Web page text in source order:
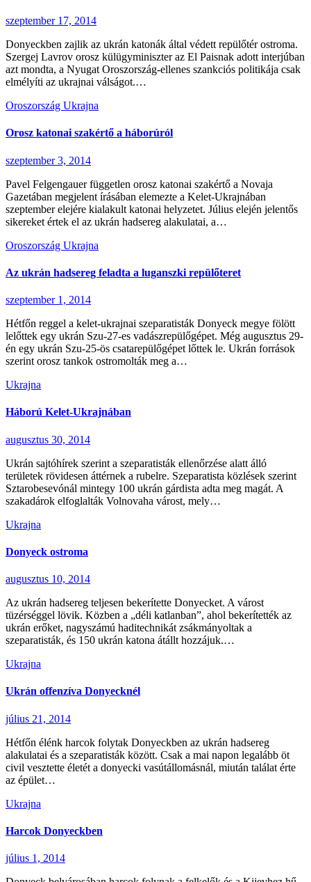
szeptember 17, 2014
Donyeckben zajlik az ukrán katonák által védett repülőtér ostroma.
Szergej Lavrov orosz külügyminiszter az El Paisnak adott interjúban
azt mondta, a Nyugat Oroszország-ellenes szankciós politikája csak
elmélyíti az ukrajnai válságot.…
Oroszország Ukrajna
Orosz katonai szakértő a háborúról
szeptember 3, 2014
Pavel Felgengauer független orosz katonai szakértő a Novaja
Gazetában megjelent írásában elemezte a Kelet-Ukrajnában
szeptember elejére kialakult katonai helyzetet. Július elején jelentős
sikereket értek el az ukrán hadsereg alakulatai, a…
Oroszország Ukrajna
Az ukrán hadsereg feladta a luganszki repülőteret
szeptember 1, 2014
Hétfőn reggel a kelet-ukrajnai szeparatisták Donyeck megye fölött
lelőttek egy ukrán Szu-27-es vadászrepülőgépet. Még augusztus 29-
én egy ukrán Szu-25-ös csatarepülőgépet lőttek le. Ukrán források
szerint orosz tankok ostromolták meg a…
Ukrajna
Háború Kelet-Ukrajnában
augusztus 30, 2014
Ukrán sajtóhírek szerint a szeparatisták ellenőrzése alatt álló
területek rövidesen áttérnek a rubelre. Szeparatista közlések szerint
Sztarobesevónál mintegy 100 ukrán gárdista adta meg magát. A
szakadárok elfoglalták Volnovaha várost, mely…
Ukrajna
Donyeck ostroma
augusztus 10, 2014
Az ukrán hadsereg teljesen bekerítette Donyecket. A várost
tüzérséggel lövik. Közben a „déli katlanban”, ahol bekerítették az
ukrán erőket, nagyszámú haditechnikát zsákmányoltak a
szeparatisták, és 150 ukrán katona átállt hozzájuk.…
Ukrajna
Ukrán offenzíva Donyecknél
július 21, 2014
Hétfőn élénk harcok folytak Donyeckben az ukrán hadsereg
alakulatai és a szeparatisták között. Csak a mai napon legalább öt
civil vesztette életét a donyecki vasútállomásnál, miután találat érte
az épület…
Ukrajna
Harcok Donyeckben
július 1, 2014